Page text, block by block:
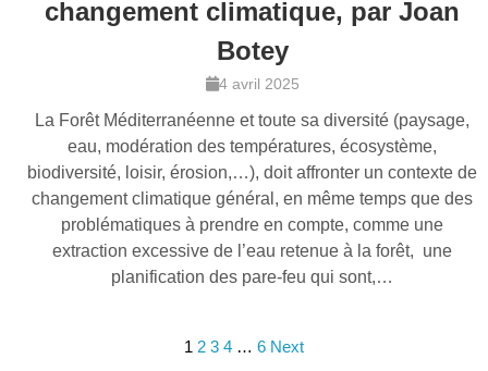
changement climatique, par Joan
Botey
4 avril 2025
La Forêt Méditerranéenne et toute sa diversité (paysage,
eau, modération des températures, écosystème,
biodiversité, loisir, érosion,…), doit affronter un contexte de
changement climatique général, en même temps que des
problématiques à prendre en compte, comme une
extraction excessive de l’eau retenue à la forêt, une
planification des pare-feu qui sont,…
1 2 3 4 … 6 Next